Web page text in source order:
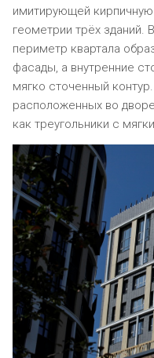
имитирующей
геометрии трёх зданий.
периметр квартала
фасады, а внутренние
мягко сточенный
расположенных во
как треугольники с